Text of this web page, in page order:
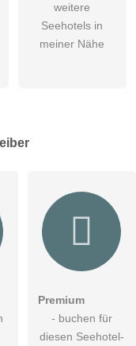
weitere
Seehotels in
meiner Nähe
Premium
- buchen für
diesen Seehotel-